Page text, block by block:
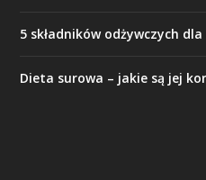
5 składników odżywczych
Dieta surowa – jakie są jej